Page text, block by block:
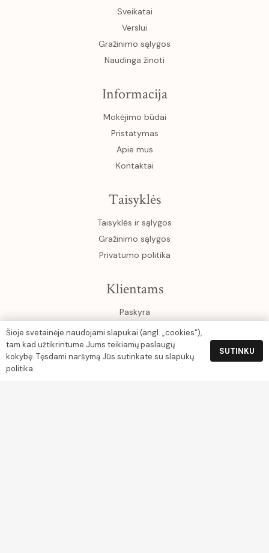
Sveikatai
Verslui
Gražinimo sąlygos
Naudinga žinoti
Informacija
Mokėjimo būdai
Pristatymas
Apie mus
Kontaktai
Taisyklės
Taisyklės ir sąlygos
Gražinimo sąlygos
Privatumo politika
Klientams
Paskyra
Krepšelis
Rekvizitai
Šioje svetainėje naudojami slapukai (angl. „cookies“),
tam kad užtikrintume Jums teikiamų paslaugų
kokybę. Tęsdami naršymą Jūs sutinkate su slapukų
politika.
SUTINKU